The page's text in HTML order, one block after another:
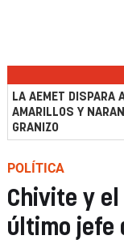
LA AEMET DISPARA
AMARILLOS Y
GRANIZO
POLÍTICA
Chivite y el
último jefe